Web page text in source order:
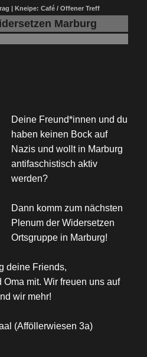
| Kneipe: Café / Offener Treff
Marburg
Deine Freund*innen und du
haben keinen Bock auf
Nazis und wollt in Marburg
antifaschistisch aktiv
werden?
Dann komm zum nächsten
Plenum der Widersetzen
Ortsgruppe in Marburg!
deine Friends,
mit. Wir freuen uns auf
wir mehr!
(Afföllerwiesen 3a)